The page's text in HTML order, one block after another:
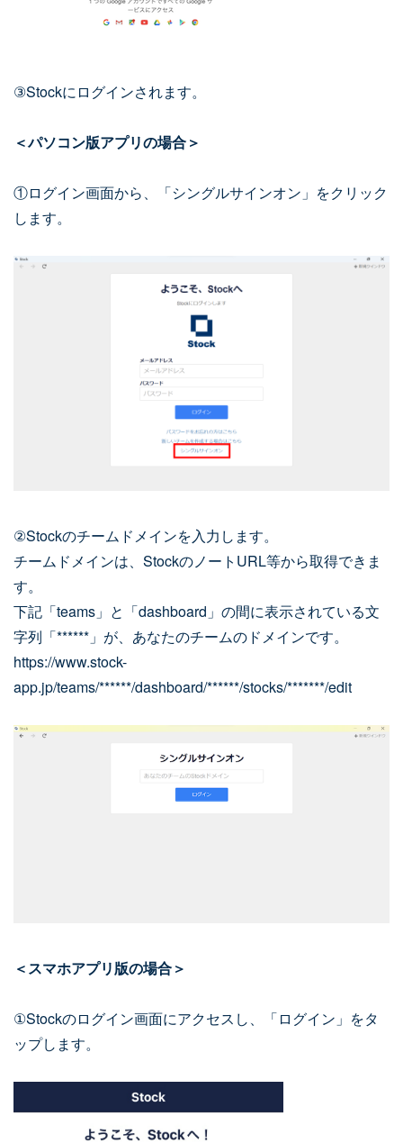
③Stockにログインされます。
＜パソコン版アプリの場合＞
①ログイン画面から、「シングルサインオン」をクリック
します。
②Stockのチームドメインを入力します。
チームドメインは、StockのノートURL等から取得できま
す。
下記「teams」と「dashboard」の間に表示されている文
字列「******」が、あなたのチームのドメインです。
https://www.stock-
app.jp/teams/******/dashboard/******/stocks/*******/edit
＜スマホアプリ版の場合＞
①Stockのログイン画面にアクセスし、「ログイン」をタ
ップします。